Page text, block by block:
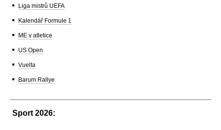
Liga mistrů UEFA
Kalendář Formule 1
ME v atletice
US Open
Vuelta
Barum Rallye
Sport 2026: